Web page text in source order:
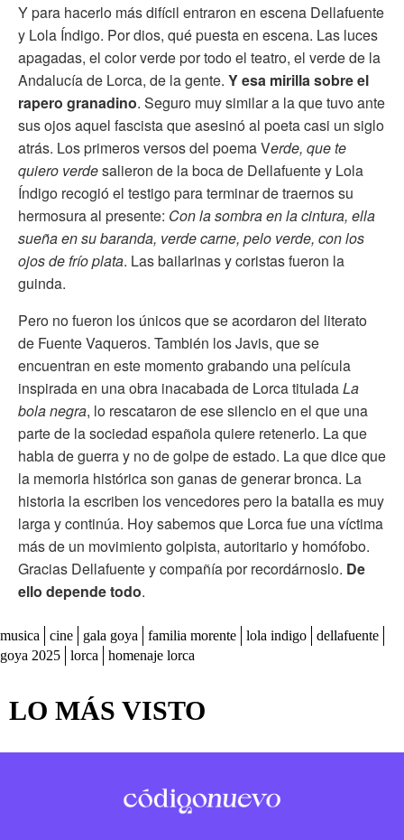
Y para hacerlo más difícil entraron en escena Dellafuente
y Lola Índigo. Por dios, qué puesta en escena. Las luces
apagadas, el color verde por todo el teatro, el verde de la
Andalucía de Lorca, de la gente. Y esa mirilla sobre el
rapero granadino. Seguro muy similar a la que tuvo ante
sus ojos aquel fascista que asesinó al poeta casi un siglo
atrás. Los primeros versos del poema Verde, que te
quiero verdesalieron de la boca de Dellafuente y Lola
Índigo recogió el testigo para terminar de traernos su
hermosura al presente: Con la sombra en la cintura, ella
sueña en su baranda, verde carne, pelo verde, con los
ojos de frío plata. Las bailarinas y coristas fueron la
guinda.
Pero no fueron los únicos que se acordaron del literato
de Fuente Vaqueros. También los Javis, que se
encuentran en este momento grabando una película
inspirada en una obra inacabada de Lorca tituladaLa
bola negra, lo rescataron de ese silencio en el que una
parte de la sociedad española quiere retenerlo. La que
habla de guerra y no de golpe de estado. La que dice que
la memoria histórica son ganas de generar bronca. La
historia la escriben los vencedores pero la batalla es muy
larga y continúa. Hoy sabemos que Lorca fue una víctima
más de un movimiento golpista, autoritario y homófobo.
Gracias Dellafuente y compañía por recordárnoslo. De
ello depende todo.
musica cine gala goya familia morente lola indigo
dellafuente
goya 2025
lorca homenaje lorca
LO MÁS VISTO